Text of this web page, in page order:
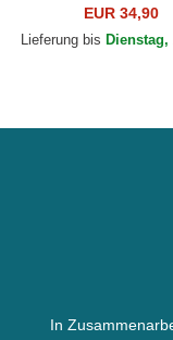
Looney Tunes von
EUR 34,90
Lieferung bis Dienstag,
In